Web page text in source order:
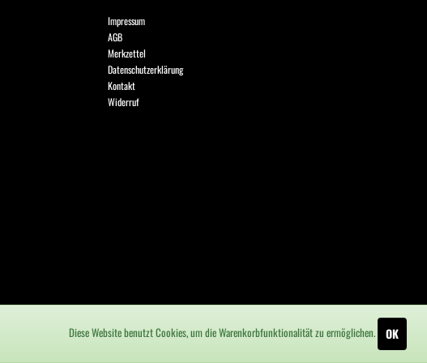
Impressum
AGB
Merkzettel
Datenschutzerklärung
Kontakt
Widerruf
Diese Website benutzt Cookies, um die Warenkorbfunktionalität zu ermöglichen. OK